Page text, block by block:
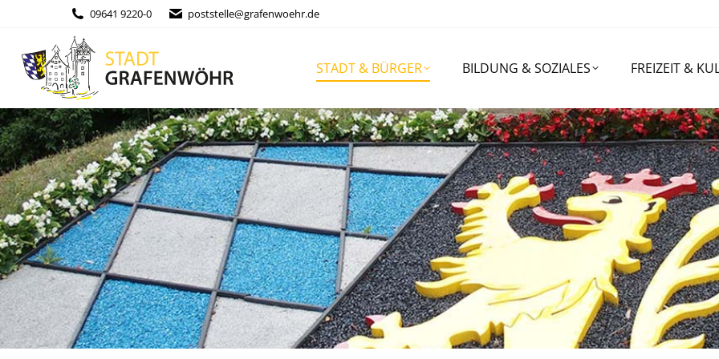
09641 9220-0 poststelle@grafenwoehr.de
STADT & BÜRGER BILDUNG & SOZIALES FREIZEIT &